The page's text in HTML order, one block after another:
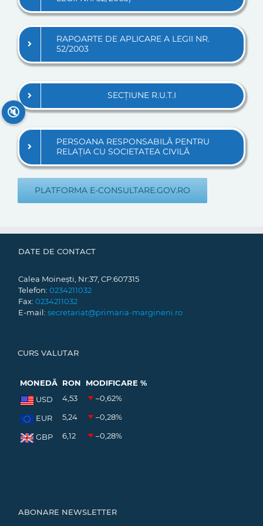
RAPOARTE DE APLICARE A LEGII NR.
52/2003
SECȚIUNE R.U.T.I
PERSOANA RESPONSABILĂ PENTRU
RELAȚIA CU SOCIETATEA CIVILĂ
PLATFORMA E-CONSULTARE.GOV.RO
DATE DE CONTACT
Calea Moinești, Nr:37, CP:607315
Telefon: 0234211032
Fax: 0234211032
E-mail: secretariat@primaria-margineni.ro
CURS VALUTAR
MONEDĂ RON
MODIFICARE %
USD
4,53 –0,62%
EUR 5,24 –0,28%
GBP 6,12 –0,28%
ABONARE NEWSLETTER
🔇